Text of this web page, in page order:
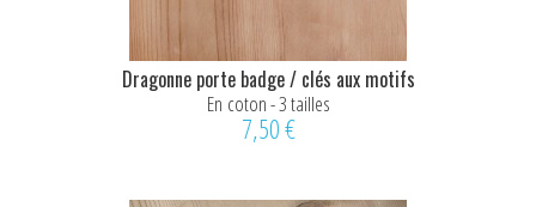
Dragonne porte badge / clés aux motifs
rétros
En coton - 3 tailles
7,50 €